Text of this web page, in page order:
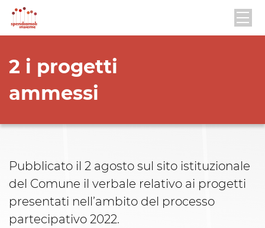
2 i progetti
ammessi
Pubblicato il 2 agosto sul sito istituzionale
del Comune il verbale relativo ai progetti
presentati nell’ambito del processo
partecipativo 2022.